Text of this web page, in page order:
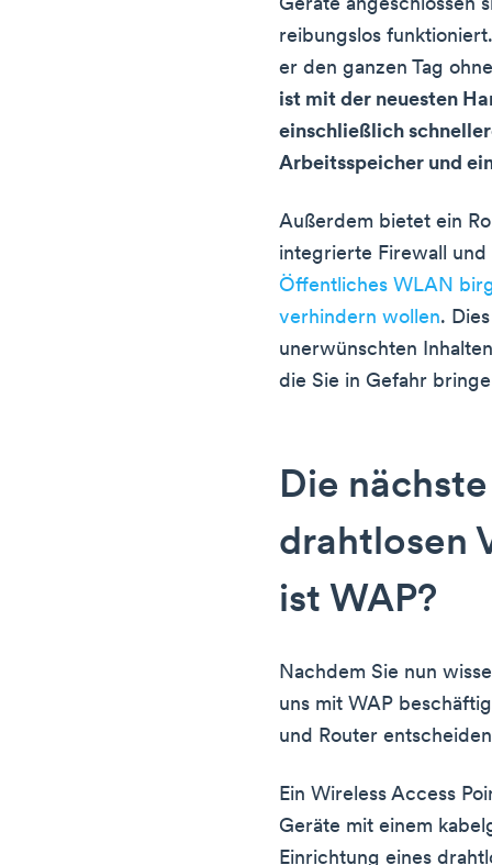
Geräte angeschlossen
reibungslos
er den ganzen Tag
ist mit der neuesten
einschließlich
Arbeitsspeicher und
Außerdem bietet ein
integrierte Firewall
Öffentliches WLAN
verhindern wollen.
unerwünschten
die Sie in Gefahr
Die
drahtlosen
ist WAP?
Nachdem Sie nun
uns mit WAP
und Router
Ein Wireless Access
Geräte mit einem
Einrichtung eines